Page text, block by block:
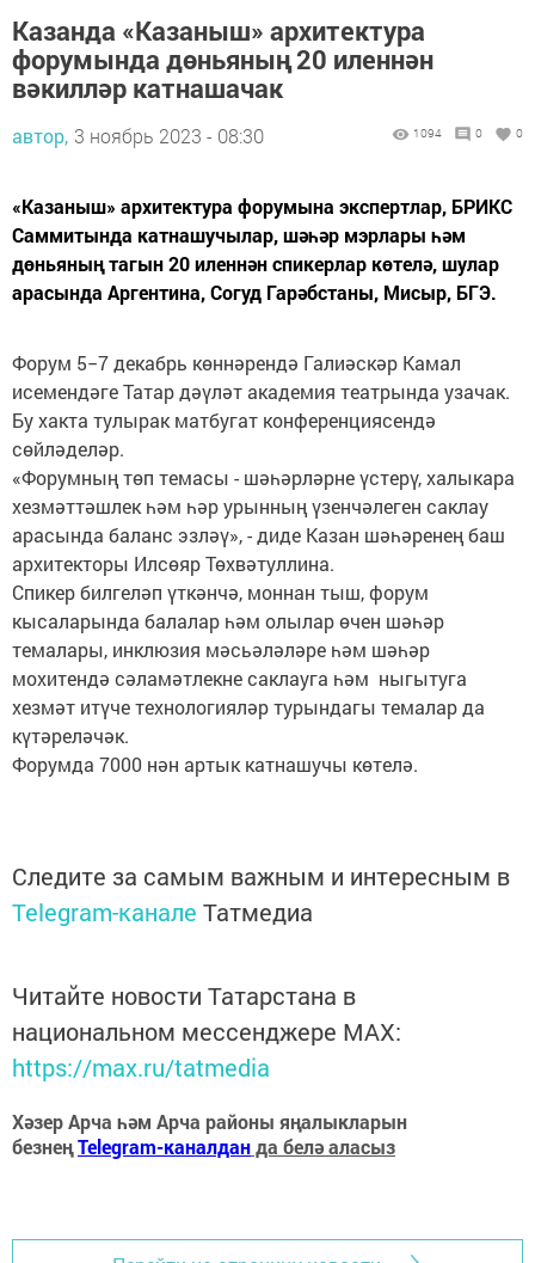
Казанда «Казаныш» архитектура
форумында дөньяның 20 иленнән
вәкилләр катнашачак
автор, 3 ноябрь 2023 - 08:30 1094 0 0
«Казаныш» архитектура форумына экспертлар, БРИКС
Саммитында катнашучылар, шәһәр мэрлары һәм
дөньяның тагын 20 иленнән спикерлар көтелә, шулар
арасында Аргентина, Согуд Гарәбстаны, Мисыр, БГЭ.
Форум 5−7 декабрь көннәрендә Галиәскәр Камал
исемендәге Татар дәүләт академия театрында узачак.
Бу хакта тулырак матбугат конференциясендә
сөйләделәр.
«Форумның төп темасы - шәһәрләрне үстерү, халыкара
хезмәттәшлек һәм һәр урынның үзенчәлеген саклау
арасында баланс эзләү», - диде Казан шәһәренең баш
архитекторы Илсөяр Төхвәтуллина.
Спикер билгеләп үткәнчә, моннан тыш, форум
кысаларында балалар һәм олылар өчен шәһәр
темалары, инклюзия мәсьәләләре һәм шәһәр
мохитендә сәламәтлекне саклауга һәм ныгытуга
хезмәт итүче технологияләр турындагы темалар да
күтәреләчәк.
Форумда 7000 нән артык катнашучы көтелә.
Следите за самым важным и интересным в
Telegram-канале Татмедиа
Читайте новости Татарстана в
национальном мессенджере MАХ:
https://max.ru/tatmedia
Хәзер Арча һәм Арча районы яңалыкларын
безнеңTelegram-каналданда белә аласыз